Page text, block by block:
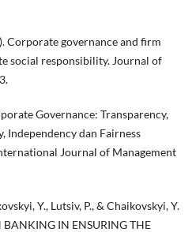
Corporate governance and firm
social responsibility. Journal of
Governance: Transparency,
dan Fairness
Journal of Management
Y., Lutsiv, P., & Chaikovskyi, Y.
BANKING IN ENSURING THE